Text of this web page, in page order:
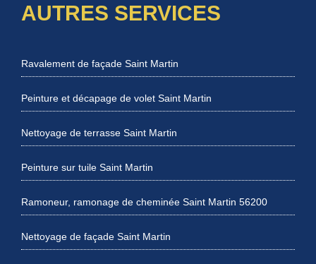
AUTRES SERVICES
Ravalement de façade Saint Martin
Peinture et décapage de volet Saint Martin
Nettoyage de terrasse Saint Martin
Peinture sur tuile Saint Martin
Ramoneur, ramonage de cheminée Saint Martin 56200
Nettoyage de façade Saint Martin